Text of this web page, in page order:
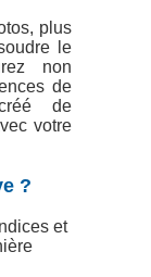
plus
le
non
de
de
votre
?
et